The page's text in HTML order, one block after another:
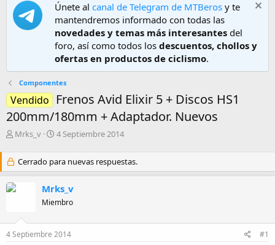
Únete al canal de Telegram de MTBeros y te
mantendremos informado con todas las
novedades y temas más interesantes del
foro, así como todos los descuentos, chollos y
ofertas en productos de ciclismo.
Componentes
Vendido
Frenos Avid Elixir 5 + Discos HS1
200mm/180mm + Adaptador. Nuevos
A
o
Mrks_v
F
h
d
e
n
i
4 Septiembre 2014
Cerrado para nuevas respuestas.
Mrks_v
Miembro
4 Septiembre 2014 #1